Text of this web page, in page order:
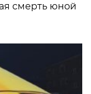
смерть юной